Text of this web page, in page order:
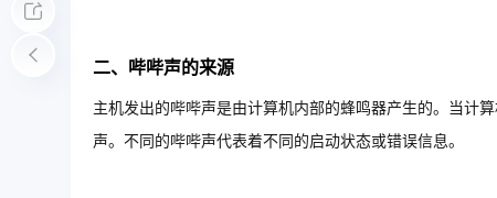
二、哔哔声的来源
主机发出的哔哔声是由计算机内部的蜂鸣器产生的。当计
声。不同的哔哔声代表着不同的启动状态或错误信息。